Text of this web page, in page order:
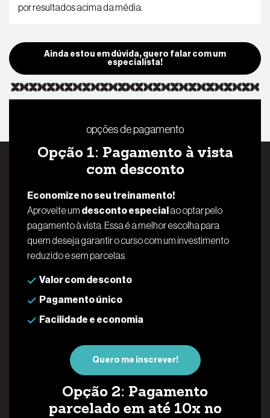
por resultados acima da média.
Ainda estou em dúvida, quero falar com um
especialista!
opções de pagamento
Opção 1: Pagamento à vista
com desconto
Economize no seu treinamento!
Aproveite um desconto especial ao optar pelo
pagamento à vista. Essa é a melhor escolha para
quem deseja garantir o curso com um investimento
reduzido e sem parcelas.
Valor com desconto
Pagamento único
Facilidade e economia
Quero me inscrever!
Opção 2: Pagamento
parcelado em até 10x no